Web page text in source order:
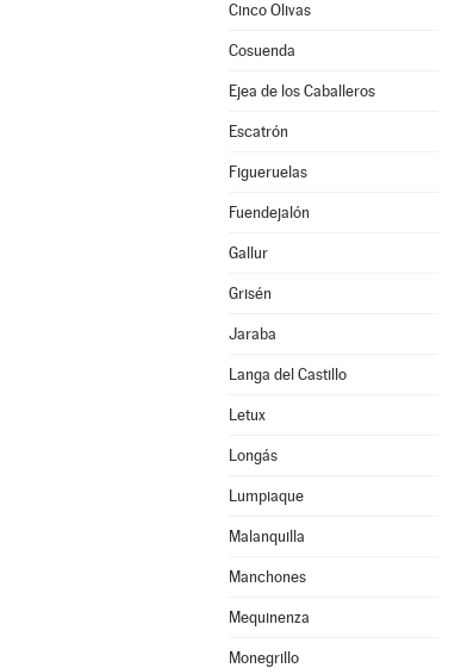
Cinco Olivas
Cosuenda
Ejea de los Caballeros
Escatrón
Figueruelas
Fuendejalón
Gallur
Grisén
Jaraba
Langa del Castillo
Letux
Longás
Lumpiaque
Malanquilla
Manchones
Mequinenza
Monegrillo